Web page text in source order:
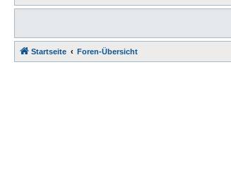
Startseite Foren-Übersicht